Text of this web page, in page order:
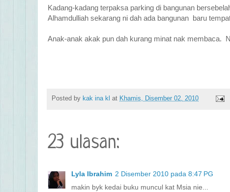
Kadang-kadang terpaksa parking di bangunan
Alhamdulliah sekarang ni dah ada bangunan baru
Anak-anak akak pun dah kurang minat nak membaca.
Posted by kak ina kl at Khamis, Disember 02, 2010
23 ulasan:
Lyla Ibrahim 2 Disember 2010 pada 8:47 PG
makin byk kedai buku muncul kat Msia nie...